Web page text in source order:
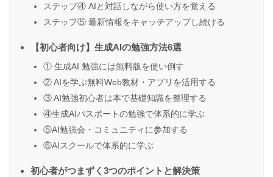
ステップ④ AIと対話しながら使い方を覚える
ステップ⑤ 最新情報をキャッチアップし続ける
【初心者向け】生成AIの勉強方法6選
① 生成AI 勉強には無料版を使い倒す
② AIを学ぶ無料Web教材・アプリを活用する
③ AI勉強初心者は本で基礎知識を整理する
④生成AIパスポートの勉強で体系的に学ぶ
⑤AI勉強会・コミュニティに参加する
⑥AIスクールで体系的に学ぶ
初心者がつまずく3つのポイントと解決策